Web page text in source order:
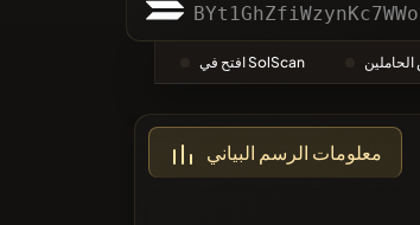
افتح في SolScan
معلومات الرسم البياني